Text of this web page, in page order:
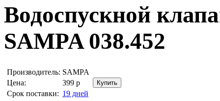
Водоспускной
SAMPA 038.452
Производитель: SAMPA
Цена:
399 р
Срок поставки: 19 дней